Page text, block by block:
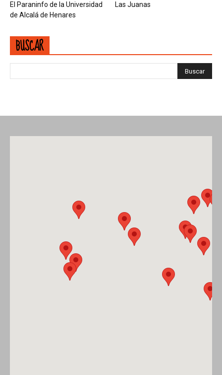
El Paraninfo de la Universidad
de Alcalá de Henares
Las Juanas
BUSCAR